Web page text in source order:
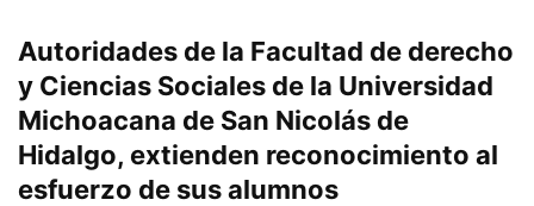
Autoridades de la Facultad de derecho
y Ciencias Sociales de la Universidad
Michoacana de San Nicolás de
Hidalgo, extienden reconocimiento al
esfuerzo de sus alumnos